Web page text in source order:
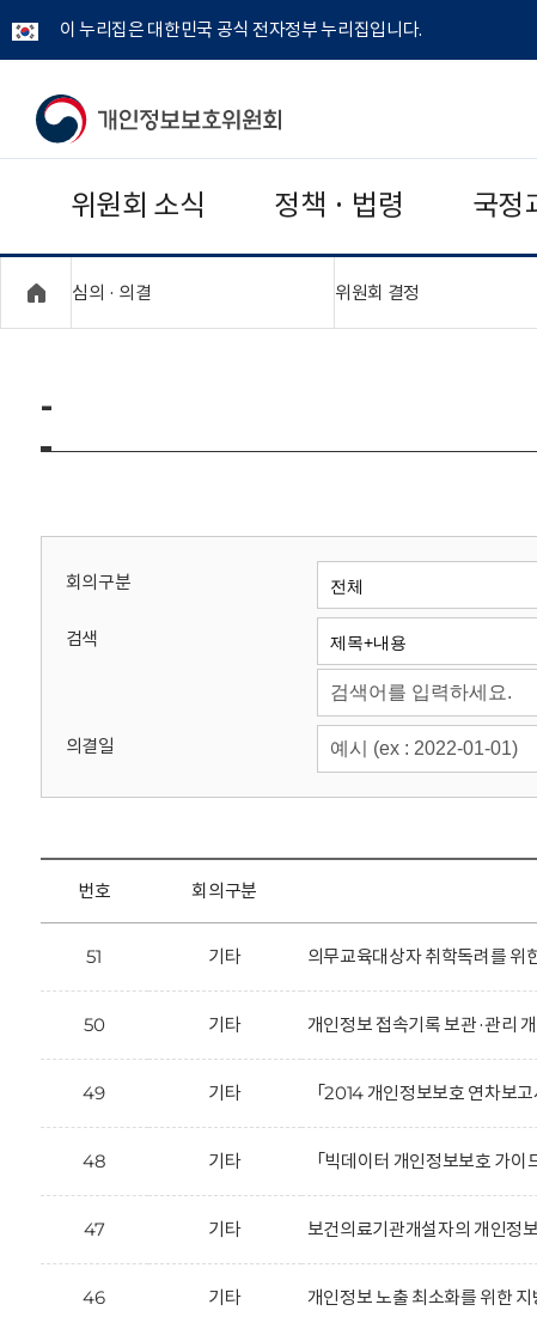
이 누리집은 대한민국 공식 전자정부 누리집입니다.
개
보
보
위
회
위원회 소식 정책 · 법령 국정
심의 · 의결 위원회 결정
-
회의구분
검색
의결일
번호 회의구분
51 기타 의무교육대상자 취학독려를 위
50 기타 개인정보 접속기록 보관·관리
49 기타 「2014 개인정보보호 연차보
48 기타 「빅데이터 개인정보보호 가
47 기타 보건의료기관개설자의 개인정
46 기타 개인정보 노출 최소화를 위한